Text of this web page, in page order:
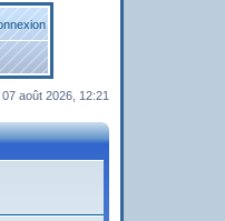
août 2026, 12:21